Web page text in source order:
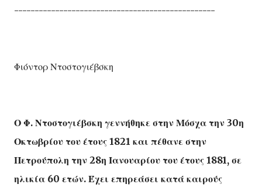
-------------------------------------------------
Φιόντορ Ντοστογιέβσκη
Ο Φ. Ντοστογιέβσκη γεννήθηκε στην Μόσχα την 30η
Οκτωβρίου του έτους 1821 και πέθανε στην
Πετρούπολη την 28η Ιανουαρίου του έτους 1881, σε
ηλικία 60 ετών. Έχει επηρεάσει κατά καιρούς